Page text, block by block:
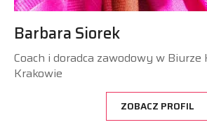
Barbara Siorek
Coach i doradca zawodowy w Biurze
Krakowie
ZOBACZ PROFIL